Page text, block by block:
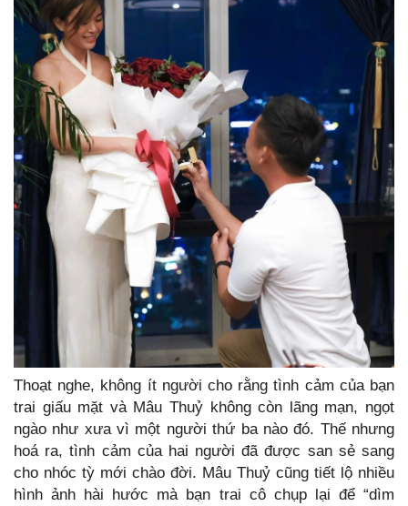
Thoạt nghe, không ít người cho rằng tình cảm của bạn
trai giấu mặt và Mâu Thuỷ không còn lãng mạn, ngọt
ngào như xưa vì một người thứ ba nào đó. Thế nhưng
hoá ra, tình cảm của hai người đã được san sẻ sang
cho nhóc tỳ mới chào đời. Mâu Thuỷ cũng tiết lộ nhiều
hình ảnh hài hước mà bạn trai cô chụp lại để “dìm